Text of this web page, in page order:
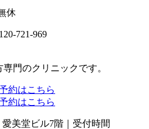
休
721-969
門のクリニックです。
約はこちら
約はこちら
美堂ビル7階｜ 受付時間